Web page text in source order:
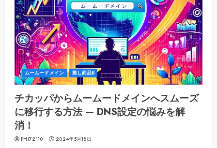
ムームードメイン 推し商品II
チカッパからムームードメインへスムーズ
に移行する方法 — DNS設定の悩みを解
消！
PHI72110 2024年5月18日